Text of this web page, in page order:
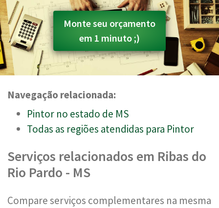
Monte seu orçamento
em 1 minuto ;)
Navegação relacionada:
Pintor no estado de MS
Todas as regiões atendidas para Pintor
Serviços relacionados em Ribas do
Rio Pardo - MS
Compare serviços complementares na mesma